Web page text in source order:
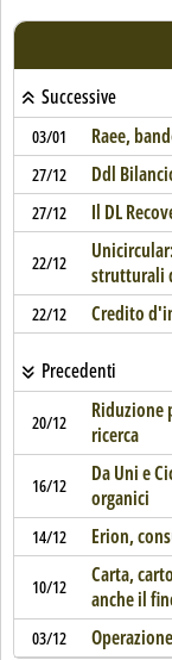
Successive
03/01 Raee,
27/12 Ddl
27/12 Il DL
22/12
strutturali
22/12 Credito
Precedenti
20/12
Riduzione
ricerca
16/12
Da Uni e
organici
14/12 Erion,
10/12
Carta,
anche il
03/12